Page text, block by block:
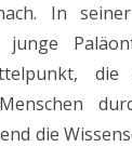
In
die
die